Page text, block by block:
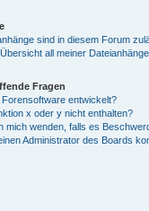
sind in diesem Forum
all meiner
Fragen
entwickelt?
x oder y nicht enthalten?
mich wenden, falls es
Administrator des Boards